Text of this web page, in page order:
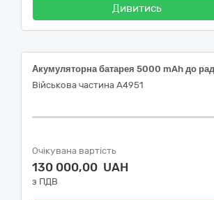
Дивитись
Військова частина А4951
Очікувана вартість
130 000,00 UAH
з ПДВ